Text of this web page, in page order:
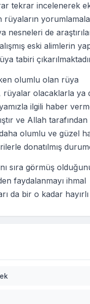
tekrar incelenerek
rüyaların
nesneleri de
eski alimlerin
tabiri
olumlu olan rüya
rüyalar olacaklarla ya
ilgili haber
ve Allah
olumlu ve güzel
donatılmış
sıra görmüş
faydalanmayı ihmal
da bir o kadar